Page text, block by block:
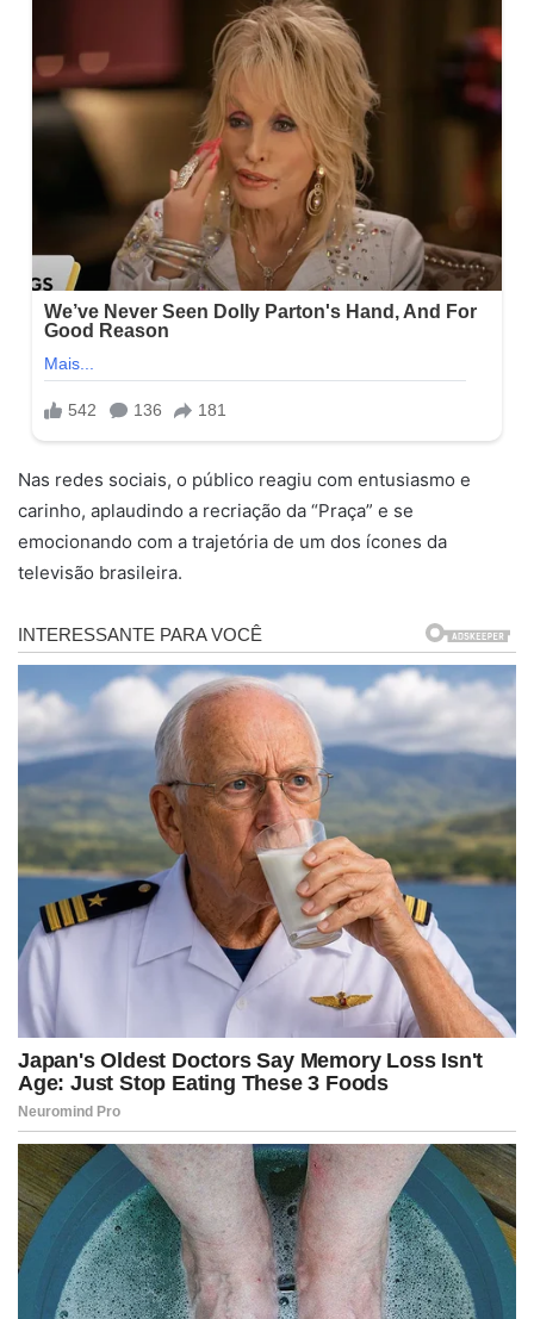
Nas redes sociais, o público reagiu com entusiasmo e
carinho, aplaudindo a recriação da “Praça” e se
emocionando com a trajetória de um dos ícones da
televisão brasileira.